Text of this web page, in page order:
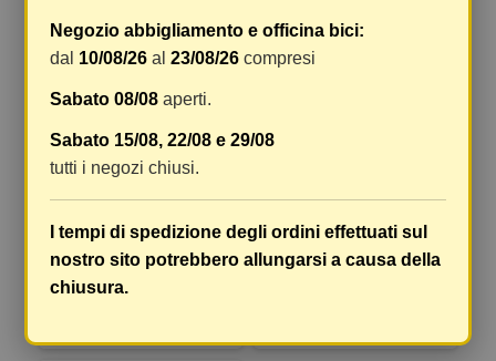
DETTAGLI
NERO
63,90 €
NERO
Negozio abbigliamento e officina bici:
dal 10/08/26 al23/08/26 compresi
Sabato 08/08 aperti.
Sabato 15/08, 22/08 e 29/08
tutti i negozi chiusi.
I tempi di spedizione degli ordini effettuati sul
nostro sito potrebbero allungarsi a causa della
chiusura.